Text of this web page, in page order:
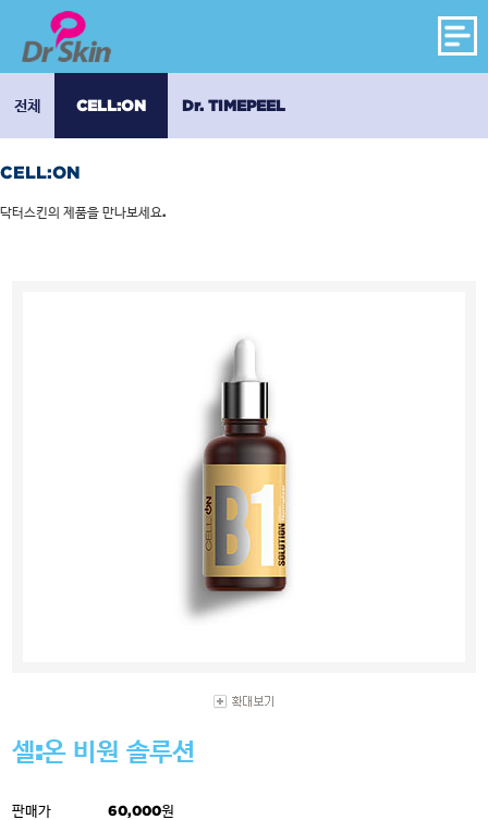
전체 CELL:ON Dr. TIMEPEEL
CELL:ON
닥터스킨의 제품을 만나보세요.
셀:온 비원 솔루션
판매가 60,000원